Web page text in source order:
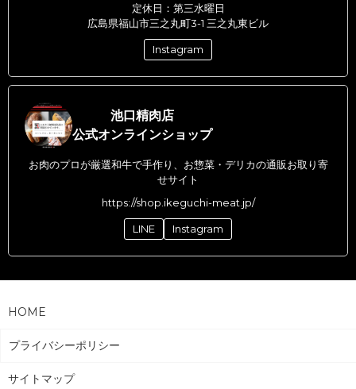
定休日：第三水曜日
広島県福山市三之丸町3-1 三之丸東ビル
Instagram
池口精肉店
公式オンラインショップ
お肉のプロが厳選和牛で手作り、お惣菜・デリカの通販お取り寄
せサイト
https://shop.ikeguchi-meat.jp/
LINE Instagram
HOME
プライバシーポリシー
サイトマップ